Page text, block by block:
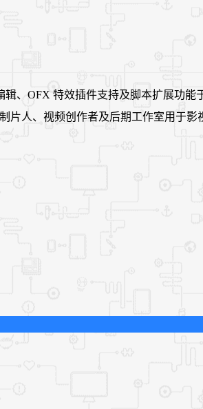
、OFX 特效插件支持及脚本扩展功
人、视频创作者及后期工作室用于